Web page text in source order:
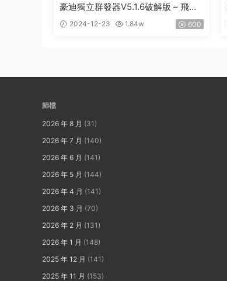
豪迪獨立群發器V5.1.6破解版 – 飛機
群發器,TG群發器,群發器破解版,群發
軟件,群發工具,群發協議,Telegram群
2024-12-23 1.84w 600
歸檔
2026 年 8 月 (31)
2026 年 7 月 (140)
2026 年 6 月 (141)
2026 年 5 月 (144)
2026 年 4 月 (141)
2026 年 3 月 (70)
2026 年 2 月 (131)
2026 年 1 月 (148)
2025 年 12 月 (141)
2025 年 11 月 (153)